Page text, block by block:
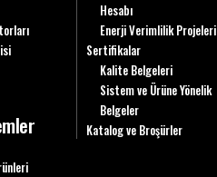
Hesabı
Enerji Verimlilik Projeleri
Sertifikalar
Kalite Belgeleri
Sistem ve Ürüne Yönelik
Belgeler
Katalog ve Broşürler